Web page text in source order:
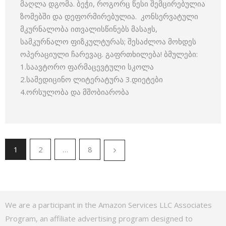
მაღლა დგომა. ბეჭი, როგორც წესი შემცირებულია
ზომებში და დეფორმირებულია. კონსერვატული
მკურნალობა ითვალისწინებს მასაჟს,
სამკურნალო ფიზკულტურას; შესაძლოა მოხდეს
ოპერაციული ჩარევაც. გაფრთხილება! ბმულები:
1.საავტორო ფარმაცევტული სკოლა
2.სამედიცინო ლიტერატურა 3.დიეტები
4.ორსულობა და მშობიარობა
1 2 … 8
We are a participant in the Amazon Services LLC Associates
Program, an affiliate advertising program designed to